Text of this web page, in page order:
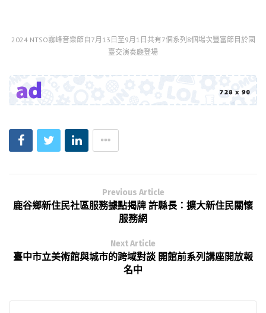
2024 NTSO霧峰音樂節自7月13日至9月1日共有7個系列8個場次豐富節目於國
臺交演奏廳登場
Previous Article
鹿谷鄉新住民社區服務據點揭牌 許縣長：擴大新住民關懷
服務網
Next Article
臺中市立美術館與城市的跨域對談 開館前系列講座開放報
名中